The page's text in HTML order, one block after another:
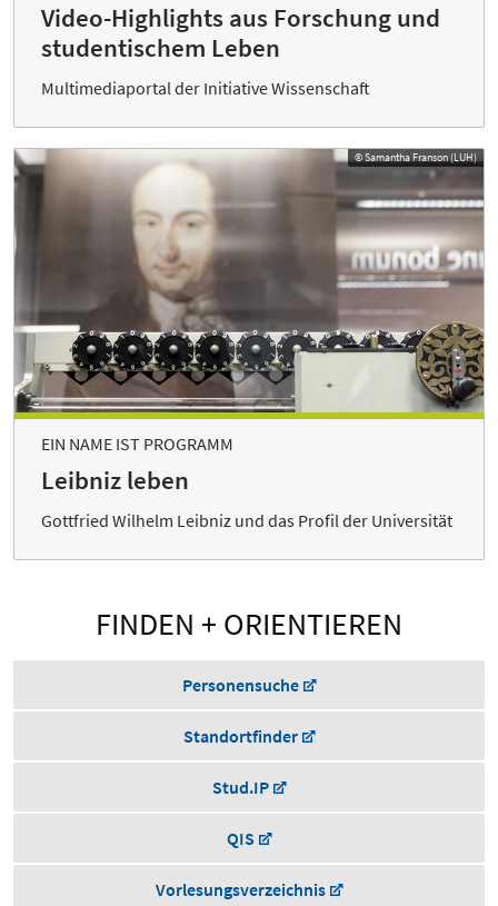
Video-Highlights aus Forschung und
studentischem Leben
Multimediaportal der Initiative Wissenschaft
© Samantha Franson (LUH)
EIN NAME IST PROGRAMM
Leibniz leben
Gottfried Wilhelm Leibniz und das Profil der Universität
FINDEN + ORIENTIEREN
Personensuche
Standortfinder
Stud.IP
QIS
Vorlesungsverzeichnis